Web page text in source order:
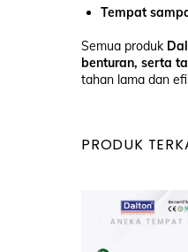
Tempat
Semua produk
benturan, serta
tahan lama dan
PRODUK